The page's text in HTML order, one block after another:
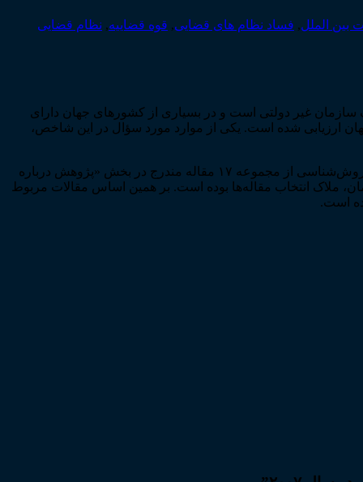
بین الملل, فساد نظام های قضایی, قوه قضاییه, نظام قضایی
غیر دولتی است و در بسیاری از کشورهای جهان دارای
ارزیابی شده است. یکی از موارد مورد سؤال در این شاخص،
در این گزارش، ۹ مقاله از مجموع ۲۸ مقاله بخش تحلیل تطبیقی فساد قضایی، ۹ گزارش کشوری از مجموع ۳۲ گزارش کشوری و ۲ مقاله روش‌­شناسی از مجموعه ۱۷ مقاله مندرج در بخش «پژوهش درباره
ملاک انتخاب مقاله­‌ها بوده است. بر همین اساس مقالات مربوط